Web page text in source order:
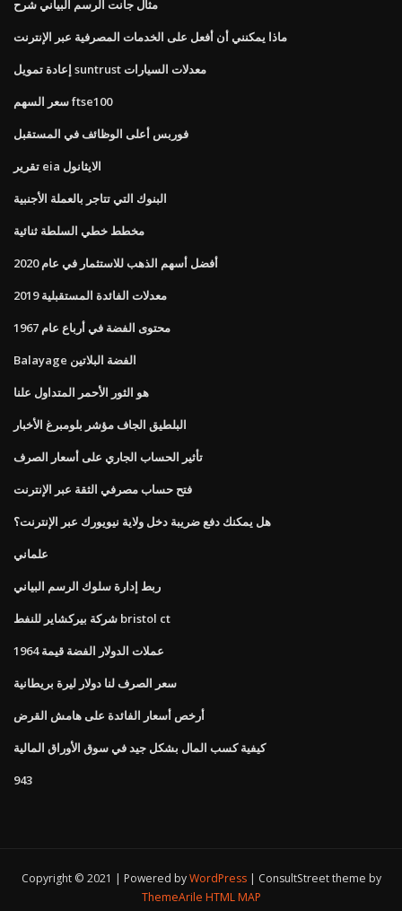
مثال جانت الرسم البياني شرح
ماذا يمكنني أن أفعل على الخدمات المصرفية عبر الإنترنت
إعادة تمويل suntrust معدلات السيارات
سعر السهم ftse100
فوربس أعلى الوظائف في المستقبل
تقرير eia الايثانول
البنوك التي تتاجر بالعملة الأجنبية
مخطط خطي السلطة ثنائية
أفضل أسهم الذهب للاستثمار في عام 2020
معدلات الفائدة المستقبلية 2019
محتوى الفضة في أرباع عام 1967
Balayage الفضة البلاتين
هو الثور الأحمر المتداول علنا
البلطيق الجاف مؤشر بلومبرغ الأخبار
تأثير الحساب الجاري على أسعار الصرف
فتح حساب مصرفي الثقة عبر الإنترنت
هل يمكنك دفع ضريبة دخل ولاية نيويورك عبر الإنترنت؟
علماني
ربط إدارة سلوك الرسم البياني
شركة بيركشاير للنفط bristol ct
عملات الدولار الفضة قيمة 1964
سعر الصرف لنا دولار ليرة بريطانية
أرخص أسعار الفائدة على هامش القرض
كيفية كسب المال بشكل جيد في سوق الأوراق المالية
943
Copyright © 2021 | Powered byWordPress
ConsultStreet theme by
ThemeArile HTML MAP